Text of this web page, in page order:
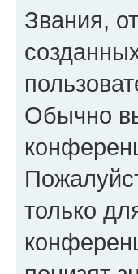
Звания,
Обычно
только